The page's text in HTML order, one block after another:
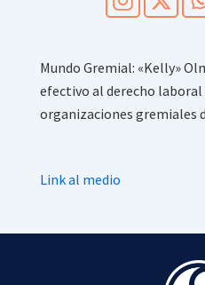
Mundo Gremial: «Kelly»
efectivo al derecho laboral
organizaciones gremiales
Link al medio